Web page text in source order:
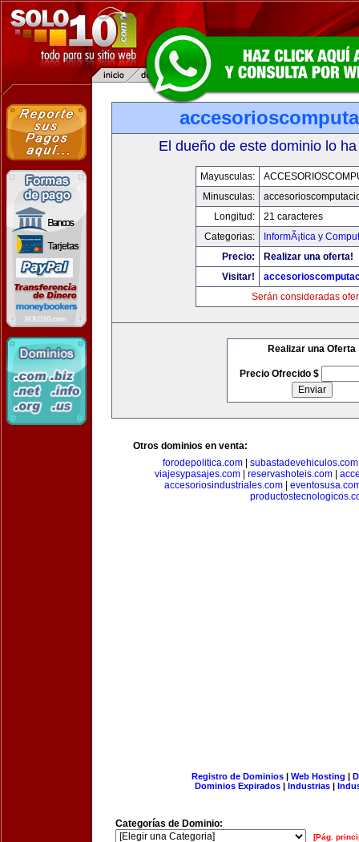
El dueño de este dominio lo
Mayusculas:
Minusculas:
Longitud:
21 caracteres
Categorias:
InformÃ¡tica y
Precio:
Realizar una oferta!
Visitar!
Serán consideradas
Realizar una Oferta
Precio Ofrecido $
Otros dominios en venta:
forodepolitica.com| subastadevehiculos.com
viajesypasajes.com
reservashoteis.com
accesoriosindustriales.com
Registro de Dominios| Web Hosting |
Dominios Expirados | Industrias |
Categorías de Dominio:
[Pág.